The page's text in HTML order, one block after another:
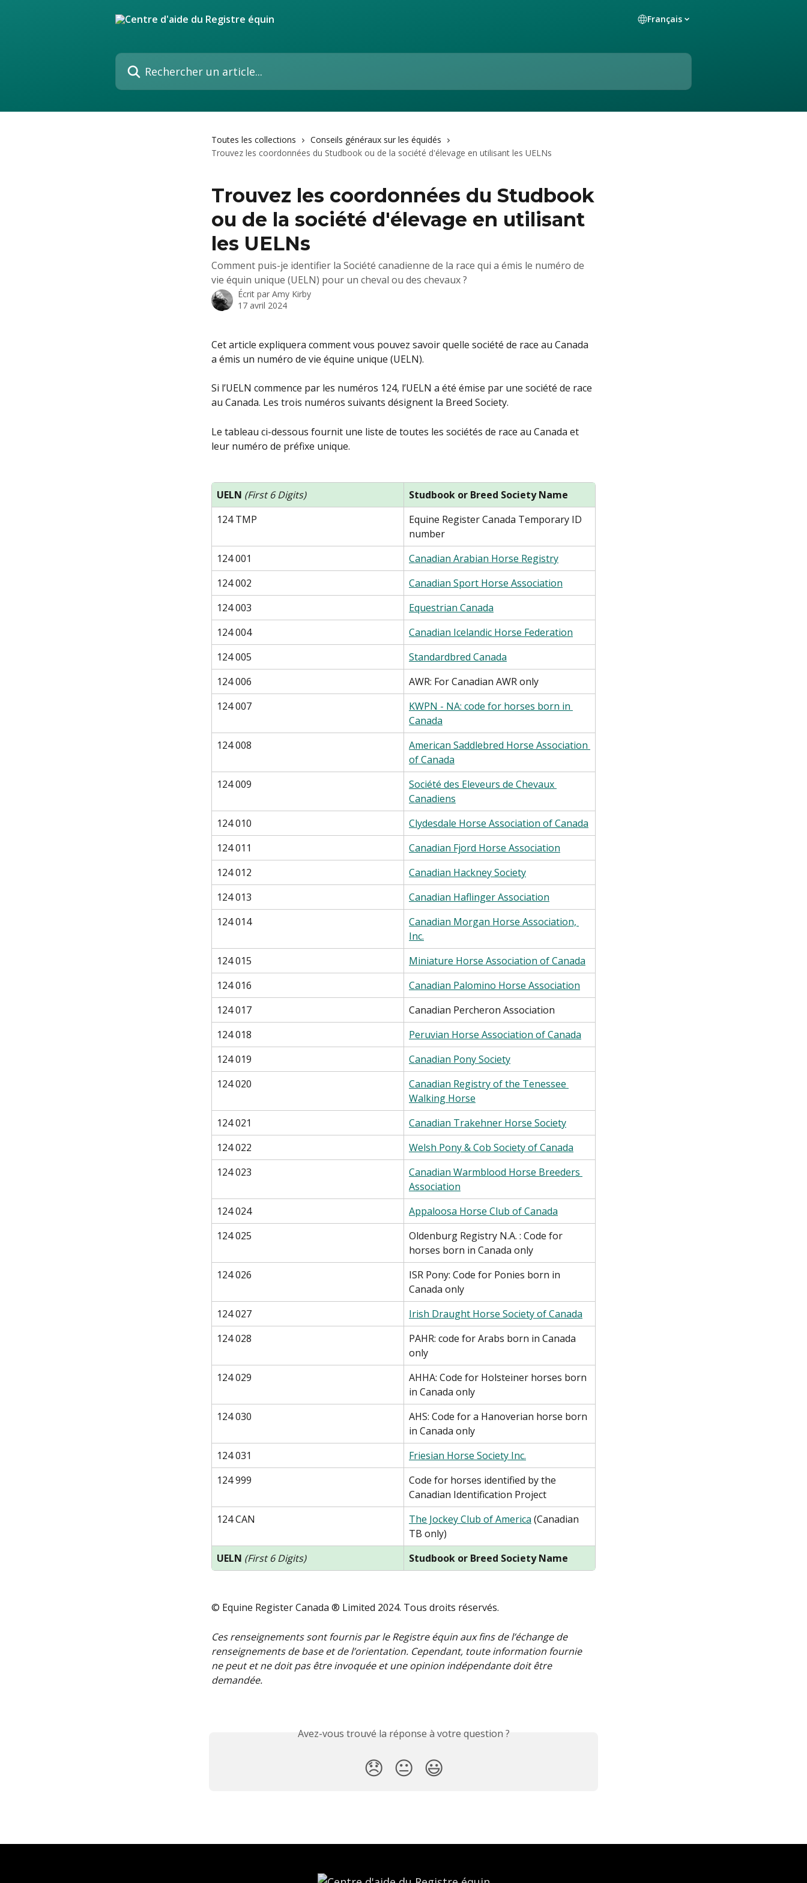
Français
Rechercher un article...
Toutes les collections
Conseils généraux sur les équidés
Trouvez les coordonnées du Studbook ou de la société d'élevage en utilisant les UELNs
Trouvez les coordonnées du Studbook
ou de la société d'élevage en utilisant
les UELNs
Comment puis-je identifier la Société canadienne de la race qui a émis le numéro de
vie équin unique (UELN) pour un cheval ou des chevaux ?
Écrit par Amy Kirby
17 avril 2024
Cet article expliquera comment vous pouvez savoir quelle société de race au Canada
a émis un numéro de vie équine unique (UELN).
Si l’UELN commence par les numéros 124, l’UELN a été émise par une société de race
au Canada. Les trois numéros suivants désignent la Breed Society.
Le tableau ci-dessous fournit une liste de toutes les sociétés de race au Canada et
leur numéro de préfixe unique.
UELN (First 6 Digits)
Studbook or Breed Society Name
124 TMP
Equine Register Canada Temporary ID
number
124 001
Canadian Arabian Horse Registry
124 002
Canadian Sport Horse Association
124 003
Equestrian Canada
124 004
Canadian Icelandic Horse Federation
124 005
Standardbred Canada
124 006
AWR: For Canadian AWR only
124 007
KWPN - NA: code for horses born in
Canada
124 008
American Saddlebred Horse Association
of Canada
124 009
Société des Eleveurs de Chevaux
Canadiens
124 010
Clydesdale Horse Association of Canada
124 011
Canadian Fjord Horse Association
124 012
Canadian Hackney Society
124 013
Canadian Haflinger Association
124 014
Canadian Morgan Horse Association,
Inc.
124 015
Miniature Horse Association of Canada
124 016
Canadian Palomino Horse Association
124 017
Canadian Percheron Association
124 018
Peruvian Horse Association of Canada
124 019
Canadian Pony Society
124 020
Canadian Registry of the Tenessee
Walking Horse
124 021
Canadian Trakehner Horse Society
124 022
Welsh Pony & Cob Society of Canada
124 023
Canadian Warmblood Horse Breeders
Association
124 024
Appaloosa Horse Club of Canada
124 025
Oldenburg Registry N.A. : Code for
horses born in Canada only
124 026
ISR Pony: Code for Ponies born in
Canada only
124 027
Irish Draught Horse Society of Canada
124 028
PAHR: code for Arabs born in Canada
only
124 029
AHHA: Code for Holsteiner horses born
in Canada only
124 030
AHS: Code for a Hanoverian horse born
in Canada only
124 031
Friesian Horse Society Inc.
124 999
Code for horses identified by the
Canadian Identification Project
124 CAN
The Jockey Club of America (Canadian
TB only)
UELN (First 6 Digits) Studbook or Breed Society Name
© Equine Register Canada ® Limited 2024. Tous droits réservés.
Ces renseignements sont fournis par le Registre équin aux fins de l’échange de
renseignements de base et de l’orientation. Cependant, toute information fournie
ne peut et ne doit pas être invoquée et une opinion indépendante doit être
demandée.
Avez-vous trouvé la réponse à votre question ?
😞 😐 😃